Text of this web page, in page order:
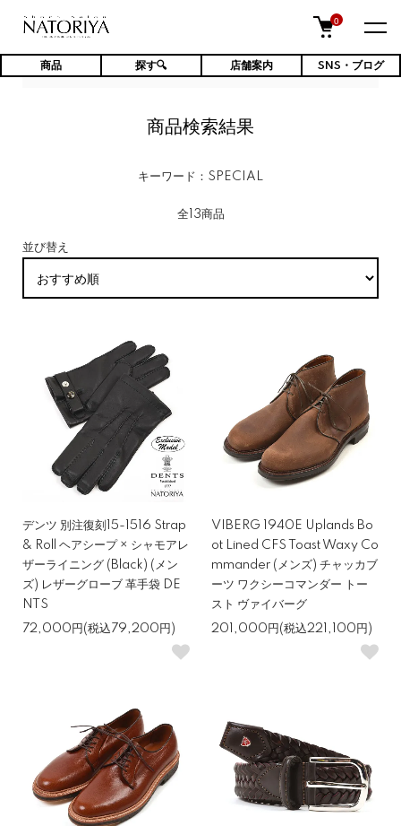
0
商品 探す🔍 店舗案内 SNS・ブログ
TOP 商品検索結果
商品検索結果
キーワード：SPECIAL
全13商品
並び替え
デンツ 別注復刻15-1516 Strap
& Roll ヘアシープ × シャモアレ
ザーライニング (Black) (メン
ズ) レザーグローブ 革手袋 DE
NTS
72,000円(税込79,200円)
VIBERG 1940E Uplands Bo
ot Lined CFS Toast Waxy Co
mmander (メンズ) チャッカブ
ーツ ワクシーコマンダー トー
スト ヴァイバーグ
201,000円(税込221,100円)